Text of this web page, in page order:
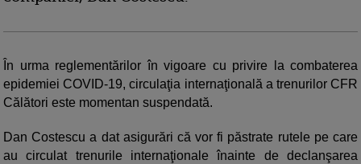
În urma reglementărilor în vigoare cu privire la combaterea
epidemiei COVID-19, circulaţia internaţională a trenurilor CFR
Călători este momentan suspendată.
Dan Costescu a dat asigurări că vor fi păstrate rutele pe care
au circulat trenurile internaţionale înainte de declanşarea